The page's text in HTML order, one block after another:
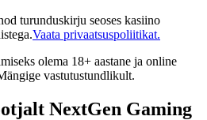
turunduskirju seoses kasiino
Vaata privaatsuspoliitikat.
olema 18+ aastane ja online
vastutustundlikult.
NextGen Gaming